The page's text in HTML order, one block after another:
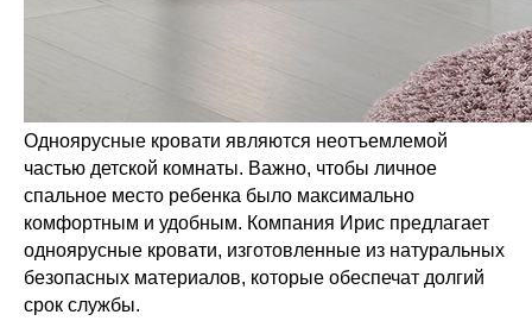
Одноярусные кровати являются неотъемлемой
частью детской комнаты. Важно, чтобы личное
спальное место ребенка было максимально
комфортным и удобным. Компания Ирис предлагает
одноярусные кровати, изготовленные из натуральных
безопасных материалов, которые обеспечат долгий
срок службы.